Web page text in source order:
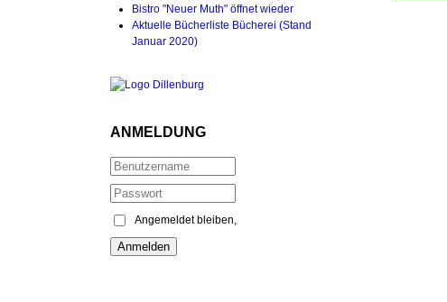
Bistro "Neuer Muth" öffnet wieder
Aktuelle Bücherliste Bücherei (Stand
Januar 2020)
ANMELDUNG
Angemeldet bleiben,
Anmelden